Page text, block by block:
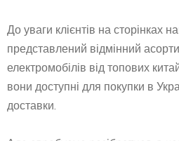
До уваги клієнтів на сторінках
представлений відмінний
електромобілів від топових
вони доступні для покупки в
доставки.